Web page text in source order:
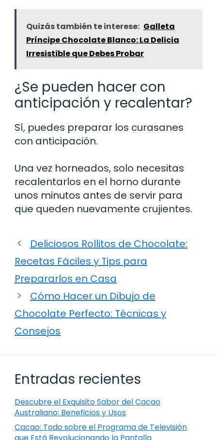
Quizás también te interese: Galleta
Príncipe Chocolate Blanco: La Delicia
Irresistible que Debes Probar
¿Se pueden hacer con
anticipación y recalentar?
Sí, puedes preparar los curasanes
con anticipación.
Una vez horneados, solo necesitas
recalentarlos en el horno durante
unos minutos antes de servir para
que queden nuevamente crujientes.
Deliciosos Rollitos de Chocolate:
Recetas Fáciles y Tips para
Prepararlos en Casa
Cómo Hacer un Dibujo de
Chocolate Perfecto: Técnicas y
Consejos
Entradas recientes
Descubre el Exquisito Sabor del Cacao
Australiano: Beneficios y Usos
Cacao: Todo sobre el Programa de Televisión
que Está Revolucionando la Pantalla